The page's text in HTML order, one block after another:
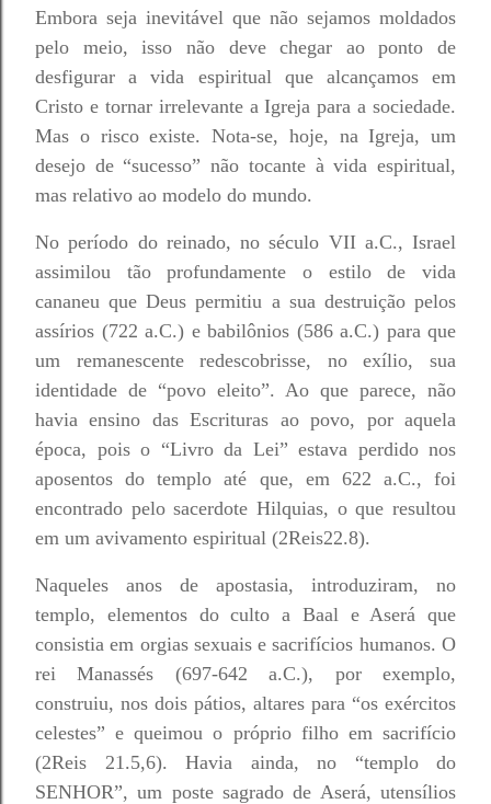
Embora seja inevitável que não sejamos moldados
pelo meio, isso não deve chegar ao ponto de
desfigurar a vida espiritual que alcançamos em
Cristo e tornar irrelevante a Igreja para a sociedade.
Mas o risco existe. Nota-se, hoje, na Igreja, um
desejo de “sucesso” não tocante à vida espiritual,
mas relativo ao modelo do mundo.
No período do reinado, no século VII a.C., Israel
assimilou tão profundamente o estilo de vida
cananeu que Deus permitiu a sua destruição pelos
assírios (722 a.C.) e babilônios (586 a.C.) para que
um remanescente redescobrisse, no exílio, sua
identidade de “povo eleito”. Ao que parece, não
havia ensino das Escrituras ao povo, por aquela
época, pois o “Livro da Lei” estava perdido nos
aposentos do templo até que, em 622 a.C., foi
encontrado pelo sacerdote Hilquias, o que resultou
em um avivamento espiritual (2Reis22.8).
Naqueles anos de apostasia, introduziram, no
templo, elementos do culto a Baal e Aserá que
consistia em orgias sexuais e sacrifícios humanos. O
rei Manassés (697-642 a.C.), por exemplo,
construiu, nos dois pátios, altares para “os exércitos
celestes” e queimou o próprio filho em sacrifício
(2Reis 21.5,6). Havia ainda, no “templo do
SENHOR”, um poste sagrado de Aserá, utensílios